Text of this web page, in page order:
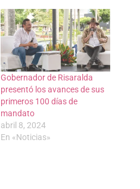
Gobernador de Risaralda
presentó los avances de sus
primeros 100 días de
mandato
abril 8, 2024
En «Noticias»